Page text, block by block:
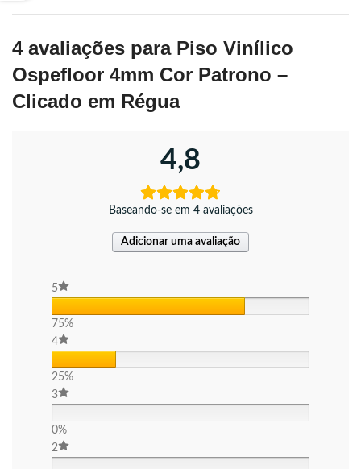
4 avaliações para Piso Vinílico
Ospefloor 4mm Cor Patrono –
Clicado em Régua
4,8
Baseando-se em 4 avaliações
Adicionar uma avaliação
5
75%
4
25%
3
0%
2